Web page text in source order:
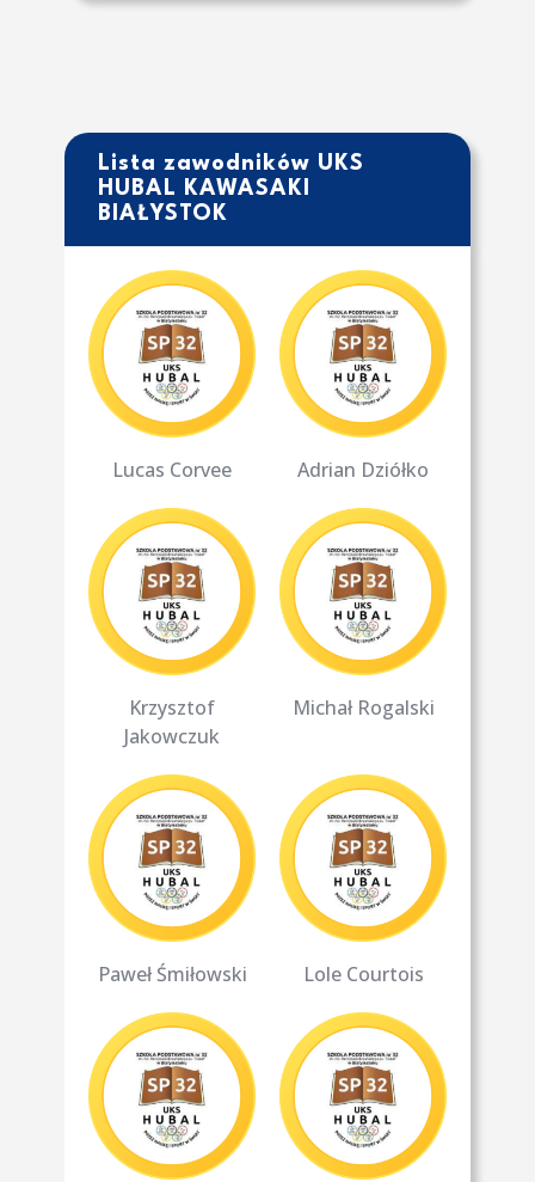
Lista zawodników UKS
HUBAL KAWASAKI
BIAŁYSTOK
Lucas Corvee Adrian Dziółko
Krzysztof
Jakowczuk
Michał Rogalski
Paweł Śmiłowski Lole Courtois